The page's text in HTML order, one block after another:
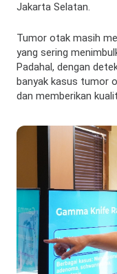
Jakarta Selatan.
Tumor otak masih
yang sering
Padahal, dengan
banyak kasus tumor
dan memberikan